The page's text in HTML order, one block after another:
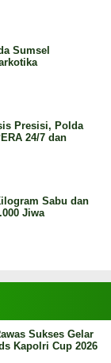
Sumsel
Presisi, Polda
24/7 dan
Sabu dan
Jiwa
Sukses Gelar
Kapolri Cup 2026